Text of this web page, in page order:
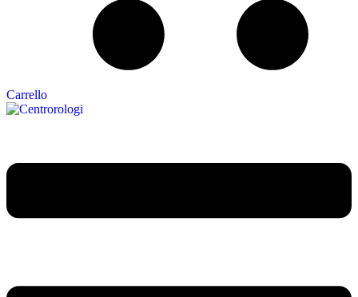
Carrello